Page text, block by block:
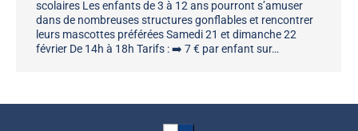
scolaires Les enfants de 3 à 12 ans pourront s’amuser
dans de nombreuses structures gonflables et rencontrer
leurs mascottes préférées Samedi 21 et dimanche 22
février De 14h à 18h Tarifs : ➡️ 7 € par enfant sur…